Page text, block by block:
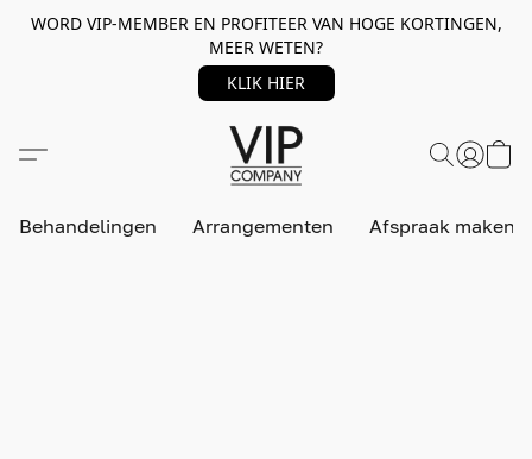
WORD VIP-MEMBER EN PROFITEER VAN HOGE KORTINGEN,
MEER WETEN?
KLIK HIER
Behandelingen Arrangementen Afspraak maken